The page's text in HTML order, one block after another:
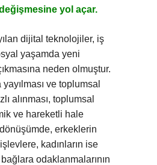
yol açar.
dijital teknolojiler, iş
yaşamda yeni
neden olmuştur.
ve toplumsal
alınması, toplumsal
ve hareketli hale
erkeklerin
kadınların ise
odaklanmalarının